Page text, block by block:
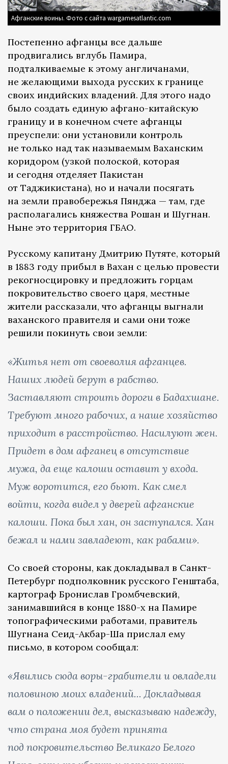
Афганские воины. Фото с сайта wargamesatlantic.com
Постепенно афганцы все дальше
продвигались вглубь Памира,
подталкиваемые к этому англичанами,
не желающими выхода русских к границе
своих индийских владений. Для этого надо
было создать единую афгано-китайскую
границу и в конечном счете афганцы
преуспели: они установили контроль
не только над так называемым Ваханским
коридором (узкой полоской, которая
и сегодня отделяет Пакистан
от Таджикистана), но и начали посягать
на земли правобережья Пянджа — там, где
располагались княжества Рошан и Шугнан.
Ныне это территория ГБАО.
Русскому капитану Дмитрию Путяте, который
в 1883 году прибыл в Вахан с целью провести
рекогносцировку и предложить горцам
покровительство своего царя, местные
жители рассказали, что афганцы выгнали
ваханского правителя и сами они тоже
решили покинуть свои земли:
«Житья нет от своеволия афганцев.
Наших людей берут в рабство.
Заставляют строить дороги в Бадахшане.
Требуют много рабочих, а наше хозяйство
приходит в расстройство. Насилуют жен.
Придет в дом афганец в отсутствие
мужа, да еще калоши оставит у входа.
Муж воротится, его бьют. Как смел
войти, когда видел у дверей афганские
калоши. Пока был хан, он заступался. Хан
бежал и нами завладеют, как рабами».
Со своей стороны, как докладывал в Санкт-
Петербург подполковник русского Генштаба,
картограф Бронислав Громбчевский,
занимавшийся в конце 1880-х на Памире
топографическими работами, правитель
Шугнана Сеид-Акбар-Ша прислал ему
письмо, в котором сообщал:
«Явились сюда воры-грабители и овладели
половиною моих владений... Докладывая
вам о положении дел, высказываю надежду,
что страна моя будет принята
под покровительство Великаго Белого